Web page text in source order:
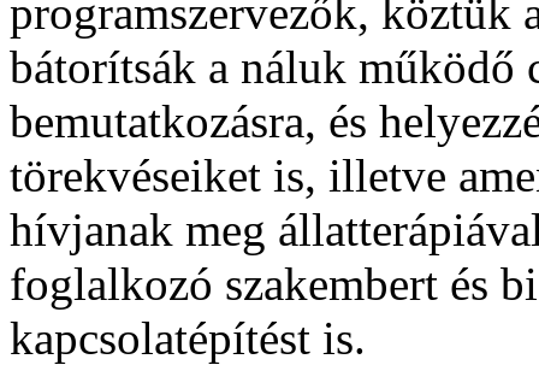
programszervezők, köztük
bátorítsák a náluk működő
bemutatkozásra, és
törekvéseiket is, illetve
hívjanak meg
foglalkozó szakembert és
kapcsolatépítést is.